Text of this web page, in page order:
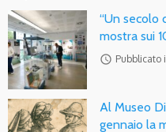
“Un secolo
mostra sui
access_time Pubblicato
Al Museo
gennaio la